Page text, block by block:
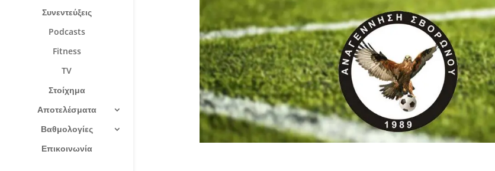
Συνεντεύξεις
Podcasts
Fitness
TV
Στοίχημα
Αποτελέσματα
Βαθμολογίες
Επικοινωνία